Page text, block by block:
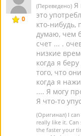
0
(Переведено) Я
это
кто-нибудь,
думаю, чем
счет ... .
низкие
когда я
того, что
когда я
.... Я могу
Я что-то
(Оригинал) I
really like it.
the faster your